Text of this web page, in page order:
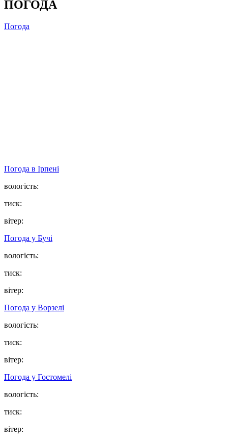
ПОГОДА
Погода
Погода в Ірпені
вологість:
тиск:
вітер:
Погода у Бучі
вологість:
тиск:
вітер:
Погода у Ворзелі
вологість:
тиск:
вітер:
Погода у Гостомелі
вологість:
тиск:
вітер: